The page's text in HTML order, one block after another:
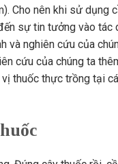
Cho nên khi sử dụng
sự tin tưởng vào tác
và nghiên cứu của
cứu của chúng ta
thuốc thực trồng tại